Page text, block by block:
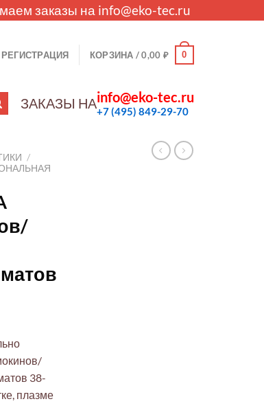
заказы на info@eko-tec.ru
КОРЗИНА /0,00 ₽ 0
ЗАКАЗЫ НАinfo@eko-tec.ru
+7 (495) 849-29-70
/
38-
плазме